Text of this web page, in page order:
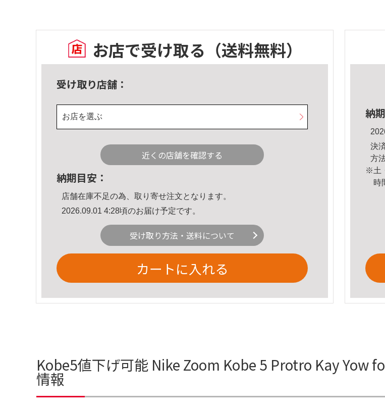
お店で受け取る （送料無料）
受け取り店舗：
お店を選ぶ
近くの店舗を確認する
納期目安：
店舗在庫不足の為、取り寄せ注文となります。
2026.09.01 4:28頃のお届け予定です。
受け取り方法・送料について
カートに入れる
納
決
方
※土
時
Kobe5値下げ可能 Nike Zoom Kobe 5 Protro Kay Yow
情報